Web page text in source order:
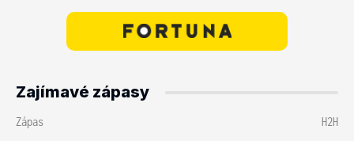
Zajímavé zápasy
Zápas
H2H